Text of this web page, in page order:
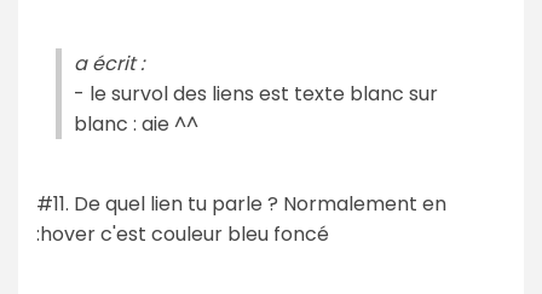
a écrit :
- le survol des liens est texte blanc sur
blanc : aie ^^
#11. De quel lien tu parle ? Normalement en
:hover c'est couleur bleu foncé